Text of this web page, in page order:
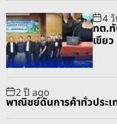
u
l
a
r
e
n
4
ทต.ทั
เขียว
2 ปี ago
พาณิชย์ดันการค้าทั่วประเ